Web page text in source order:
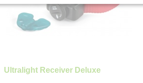
Ultralight Receiver Deluxe